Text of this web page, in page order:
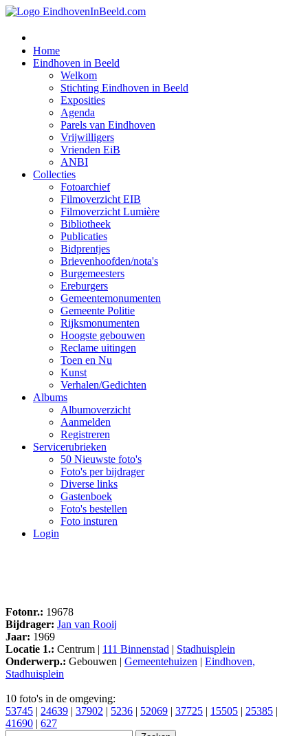
Home
Eindhoven in Beeld
Welkom
Stichting Eindhoven in Beeld
Exposities
Agenda
Parels van Eindhoven
Vrijwilligers
Vrienden EiB
ANBI
Collecties
Fotoarchief
Filmoverzicht EIB
Filmoverzicht Lumière
Bibliotheek
Publicaties
Bidprentjes
Brievenhoofden/nota's
Burgemeesters
Ereburgers
Gemeentemonumenten
Gemeente Politie
Rijksmonumenten
Hoogste gebouwen
Reclame uitingen
Toen en Nu
Kunst
Verhalen/Gedichten
Albums
Albumoverzicht
Aanmelden
Registreren
Servicerubrieken
50 Nieuwste foto's
Foto's per bijdrager
Diverse links
Gastenboek
Foto's bestellen
Foto insturen
Login
Fotonr.: 19678
Bijdrager: Jan van Rooij
Jaar: 1969
Locatie 1.: Centrum | 111 Binnenstad | Stadhuisplein
Onderwerp.: Gebouwen | Gemeentehuizen | Eindhoven,
Stadhuisplein
10 foto's in de omgeving:
53745 | 24639 | 37902 | 5236 | 52069 | 37725 | 15505 | 25385 |
41690 | 627